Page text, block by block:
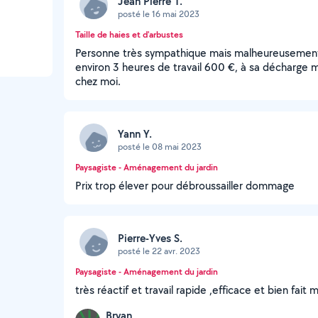
posté le 16 mai 2023
Taille de haies et d'arbustes
Personne très sympathique mais
environ 3 heures de travail 600 €, à sa décharge
chez moi.
Yann Y.
posté le 08 mai 2023
Paysagiste - Aménagement du jardin
Prix trop élever pour débroussailler dommage
Pierre-Yves S.
posté le 22 avr. 2023
Paysagiste - Aménagement du jardin
très réactif et travail rapide ,efficace et bien fait